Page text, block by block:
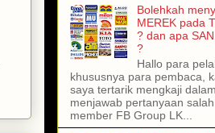
Bolehkah
MEREK pada
? dan apa
?
Hallo para
khususnya para pembaca,
saya tertarik mengkaji
menjawab pertanyaan
member FB Group LK...